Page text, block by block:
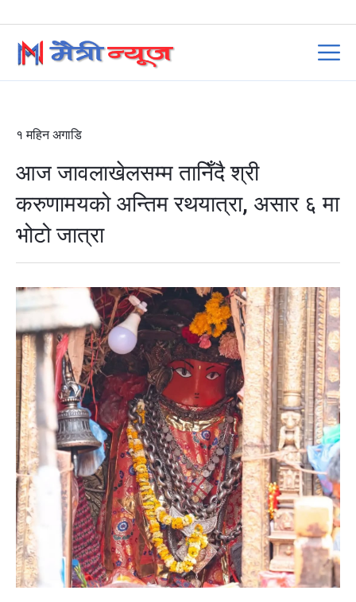
१ महिन अगाडि
आज जावलाखेलसम्म तानिँदै श्री
करुणामयको अन्तिम रथयात्रा, असार ६ मा
भोटो जात्रा